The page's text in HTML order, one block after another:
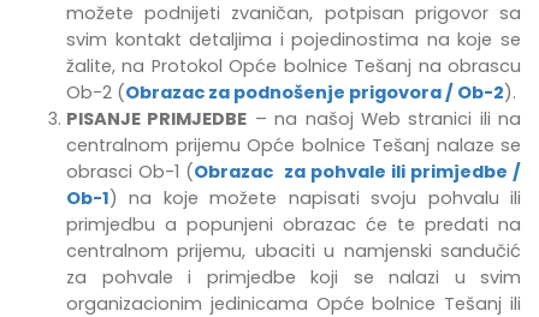
možete podnijeti zvaničan, potpisan prigovor sa
svim kontakt detaljima i pojedinostima na koje se
žalite, na Protokol Opće bolnice Tešanj na obrascu
Ob-2 (Obrazac za podnošenje prigovora / Ob-2).
PISANJE PRIMJEDBE –na našoj Web stranici ili na
centralnom prijemu Opće bolnice Tešanj nalaze se
obrasci Ob-1 (Obrazac za pohvale ili primjedbe /
Ob-1) na koje možete napisati svoju pohvalu ili
primjedbu a popunjeni obrazac će te predati na
centralnom prijemu, ubaciti u namjenski sandučić
za pohvale i primjedbe
koji se nalazi u svim
organizacionim jedinicama Opće bolnice Tešanj ili